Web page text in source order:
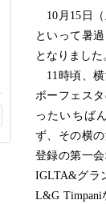
10月15日（
といって暑
となりました
11時頃、横
ボーフェス
ったいちば
ず、その横
登録の第一
IGLTA&グラ
L&G